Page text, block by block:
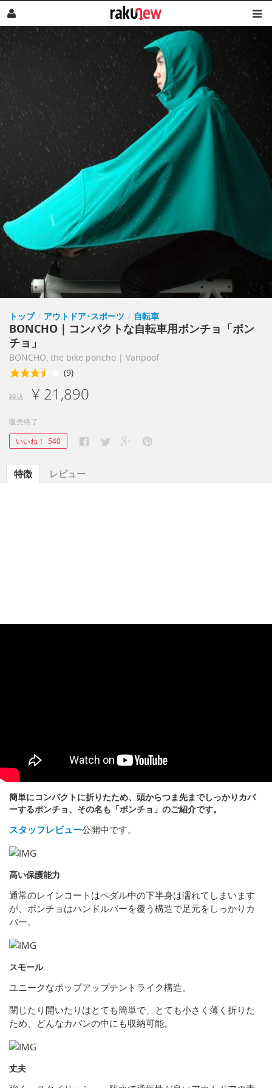
トップ / アウトドア･スポーツ / 自転車
BONCHO｜コンパクトな自転車用ポンチョ「ボン
チョ」
BONCHO, the bike poncho | Vanpoof
(9)
税込 ¥ 21,890
販売終了
いいね！ 540
特徴 レビュー
簡単にコンパクトに折りたため、頭からつま先までしっかりカバ
ーするポンチョ、その名も「ボンチョ」のご紹介です。
スタッフレビュー公開中です。
高い保護能力
通常のレインコートはペダル中の下半身は濡れてしまいます
が、ボンチョはハンドルバーを覆う構造で足元をしっかりカ
バー。
スモール
ユニークなポップアップテントライク構造。
閉じたり開いたりはとても簡単で、とても小さく薄く折りた
ため、どんなカバンの中にも収納可能。
丈夫